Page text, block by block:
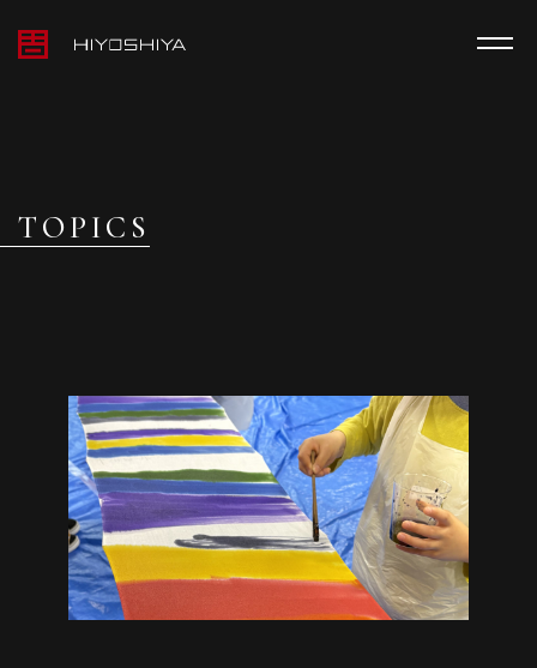
TOPICS
MEDIA
TOPICS